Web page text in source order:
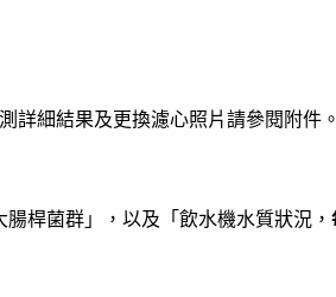
詳細結果及更換濾心照片請參閱附件。
腸桿菌群」，以及「飲水機水質狀況，